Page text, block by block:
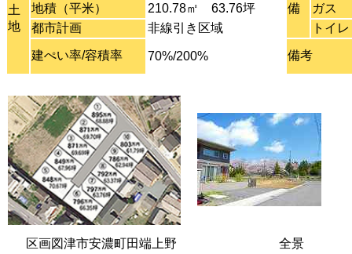
土
地
備
地積（平米） 210.78㎡ 63.76坪
ガス
都市計画
非線引き区域 トイレ
建ぺい率/容積率 70%/200% 備考
区画図津市安濃町田端上野 全景